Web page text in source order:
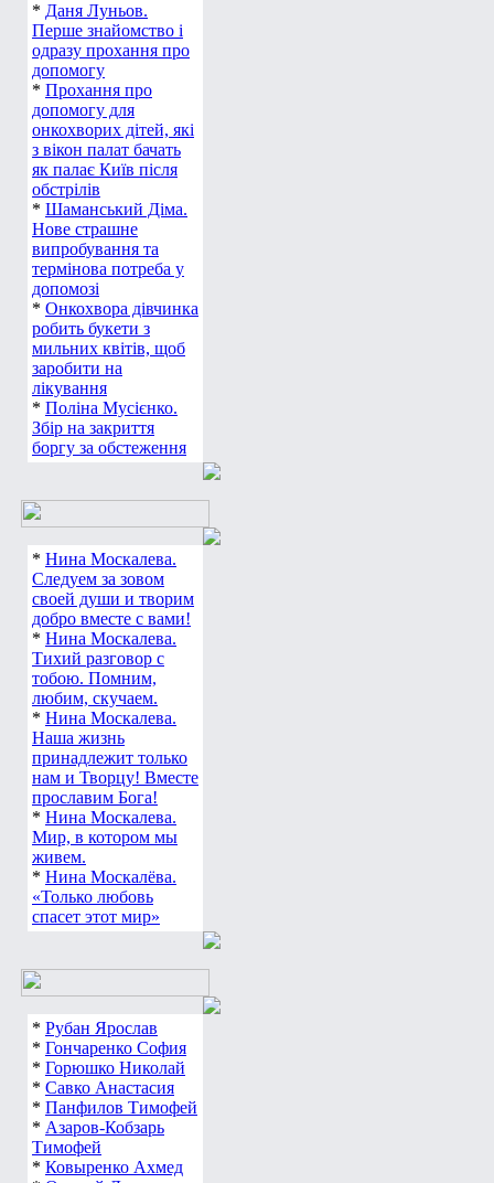
* Даня Луньов.
Перше знайомство і
одразу прохання про
допомогу
* Прохання про
допомогу для
онкохворих дітей, які
з вікон палат бачать
як палає Київ після
обстрілів
* Шаманський Діма.
Нове страшне
випробування та
термінова потреба у
допомозі
* Онкохвора дівчинка
робить букети з
мильних квітів, щоб
заробити на
лікування
* Поліна Мусієнко.
Збір на закриття
боргу за обстеження
* Нина Москалева.
Следуем за зовом
своей души и творим
добро вместе с вами!
* Нина Москалева.
Тихий разговор с
тобою. Помним,
любим, скучаем.
* Нина Москалева.
Наша жизнь
принадлежит только
нам и Творцу! Вместе
прославим Бога!
* Нина Москалева.
Мир, в котором мы
живем.
* Нина Москалёва.
«Только любовь
спасет этот мир»
* Рубан Ярослав
* Гончаренко София
* Горюшко Николай
* Савко Анастасия
* Панфилов Тимофей
* Азаров-Кобзарь
Тимофей
* Ковыренко Ахмед